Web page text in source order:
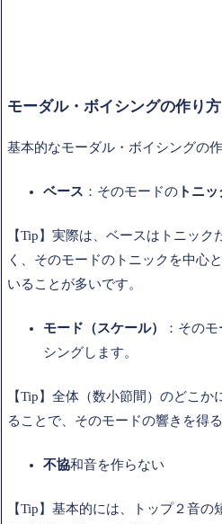
モーダル・ボイシングの作り方
基本的なモーダル・ボイシングの作
ベース ：そのモードの トニッ
【Tip】実際は、ベースはトニッ
く、そのモードのトニックを中心
いることが多いです。
モード（スケール）
：その
シングします。
【Tip】全体（数小節間）のどこか
ることで、そのモードの響きを得
不協和音を作らない
【Tip】基本的には、トップ２音